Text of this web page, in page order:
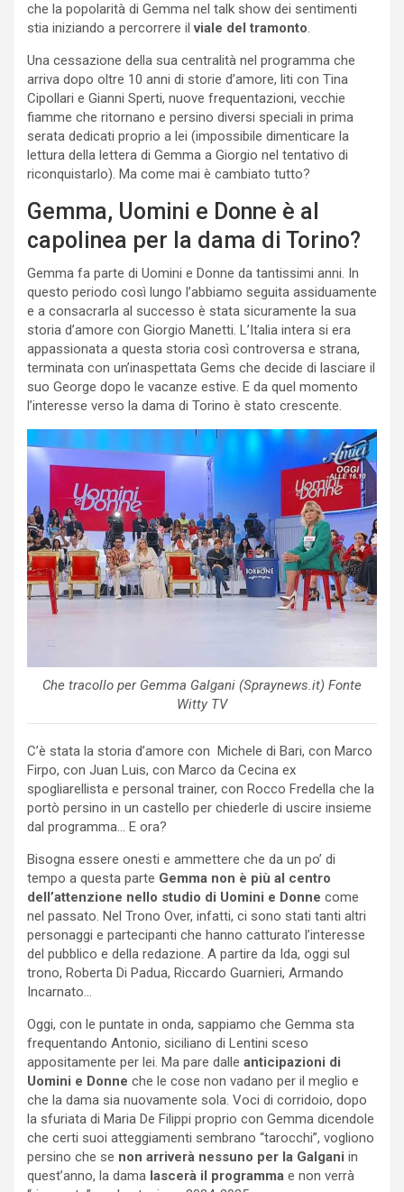
che la popolarità di Gemma nel talk show dei sentimenti
stia iniziando a percorrere ilviale del tramonto.
Una cessazione della sua centralità nel programma che
arriva dopo oltre 10 anni di storie d’amore, liti con Tina
Cipollari e Gianni Sperti, nuove frequentazioni, vecchie
fiamme che ritornano e persino diversi speciali in prima
serata dedicati proprio a lei (impossibile dimenticare la
lettura della lettera di Gemma a Giorgio nel tentativo di
riconquistarlo). Ma come mai è cambiato tutto?
Gemma, Uomini e Donne è al
capolinea per la dama di Torino?
Gemma fa parte di Uomini e Donne da tantissimi anni. In
questo periodo così lungo l’abbiamo seguita assiduamente
e a consacrarla al successo è stata sicuramente la sua
storia d’amore con Giorgio Manetti. L’Italia intera si era
appassionata a questa storia così controversa e strana,
terminata con un’inaspettata Gems che decide di lasciare il
suo George dopo le vacanze estive. E da quel momento
l’interesse verso la dama di Torino è stato crescente.
Che tracollo per Gemma Galgani (Spraynews.it) Fonte
Witty TV
C’è stata la storia d’amore con Michele di Bari, con Marco
Firpo, con Juan Luis, con Marco da Cecina ex
spogliarellista e personal trainer, con Rocco Fredella che la
portò persino in un castello per chiederle di uscire insieme
dal programma… E ora?
Bisogna essere onesti e ammettere che da un po’ di
tempo a questa parte Gemma non è più al centro
dell’attenzione nello studio di Uomini e Donne come
nel passato. Nel Trono Over, infatti, ci sono stati tanti altri
personaggi e partecipanti che hanno catturato l’interesse
del pubblico e della redazione. A partire da Ida, oggi sul
trono, Roberta Di Padua, Riccardo Guarnieri, Armando
Incarnato…
Oggi, con le puntate in onda, sappiamo che Gemma sta
frequentando Antonio, siciliano di Lentini sceso
appositamente per lei. Ma pare dalle anticipazioni di
Uomini e Donne che le cose non vadano per il meglio e
che la dama sia nuovamente sola. Voci di corridoio, dopo
la sfuriata di Maria De Filippi proprio con Gemma dicendole
che certi suoi atteggiamenti sembrano “tarocchi”, vogliono
persino che se non arriverà nessuno per la Galgani in
quest’anno, la dama lascerà il programma e non verrà